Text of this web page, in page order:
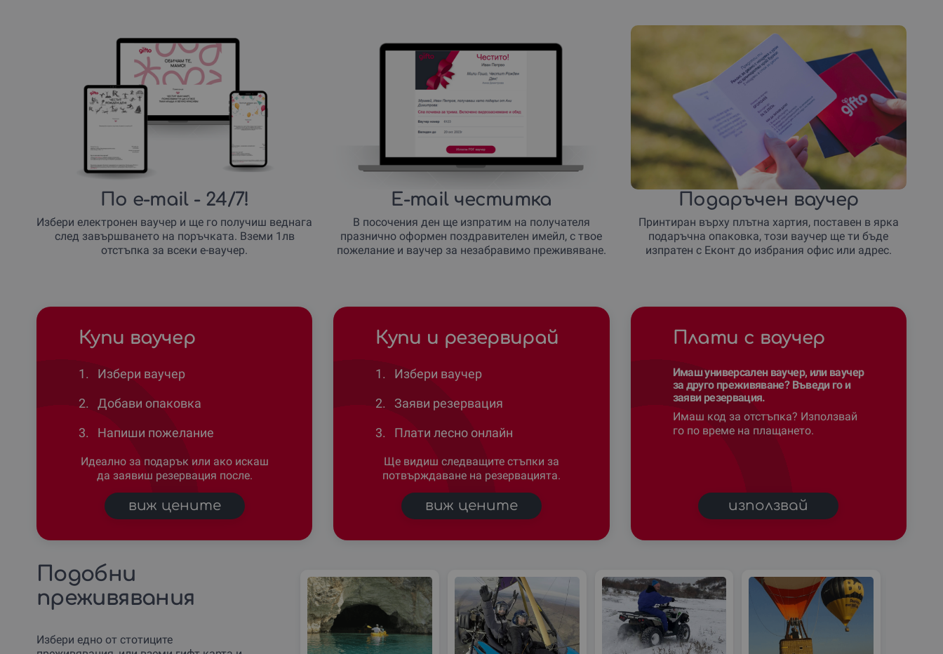
По e-mail- 24/7!
Избери електронен ваучер и ще го получиш веднага
след завършването на поръчката. Вземи 1лв
отстъпка за всеки е-ваучер.
E-mail честитка
В посочения ден ще изпратим на получателя
празнично оформен поздравителен имейл, с твое
пожелание и ваучер за незабравимо преживяване.
Подаръчен ваучер
Принтиран върху плътна хартия, поставен в ярка
подаръчна опаковка, този ваучер ще ти бъде
изпратен с Еконт до избрания офис или адрес.
Купи ваучер
1.
Избери ваучер
2.
Добави опаковка
3.
Напиши пожелание
Идеално за подарък или ако искаш
да заявиш резервация после.
виж цените
Купи и резервирай
1.
Избери ваучер
2.
Заяви резервация
3.
Плати лесно онлайн
Ще видиш следващите стъпки за
потвърждаване на резервацията.
виж цените
Плати с ваучер
Имаш универсален ваучер, или ваучер
за друго преживяване? Въведи го и
заяви резервация.
Имаш код за отстъпка? Използвай
го по време на плащането.
използвай
Подобни
преживявания
Избери едно от стотиците